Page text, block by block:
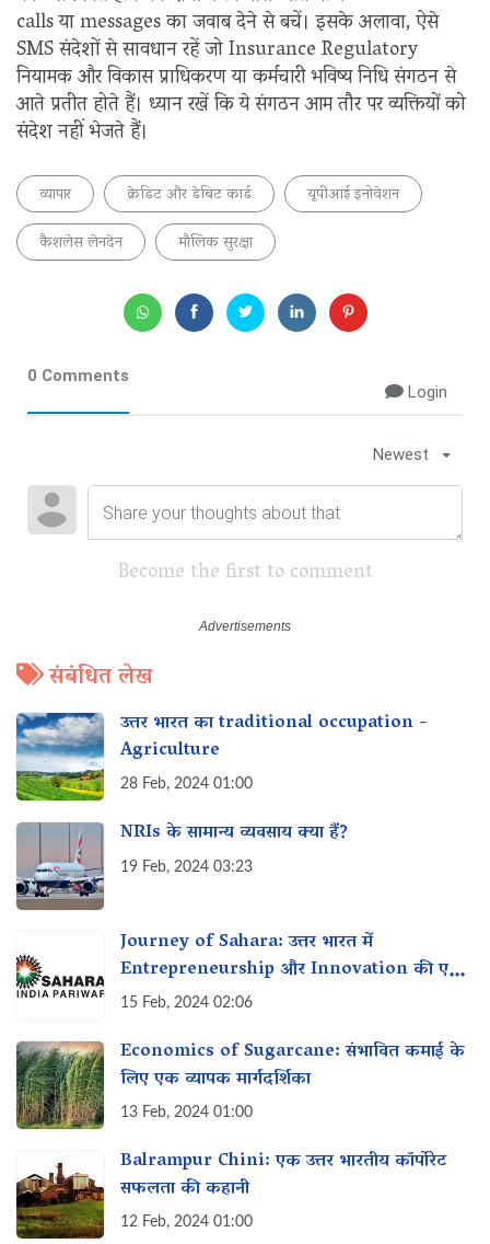
calls या messages का जवाब देने से बचें। इसके अलावा, ऐसे
SMS संदेशों से सावधान रहें जो Insurance Regulatory
नियामक और विकास प्राधिकरण या कर्मचारी भविष्य निधि संगठन से
आते प्रतीत होते हैं। ध्यान रखें कि ये संगठन आम तौर पर व्यक्तियों को
संदेश नहीं भेजते हैं।
व्यापार क्रेडिट और डेबिट कार्ड
यूपीआई इनोवेशन
कैशलेस लेनदेन
मौलिक सुरक्षा
0 Comments
Login
Newest
Become the first to comment
संबंधित लेख
उत्तर भारत का traditional occupation -
Agriculture
28 Feb, 2024 01:00
NRIs के सामान्य व्यवसाय क्या हैं?
19 Feb, 2024 03:23
Journey of Sahara: उत्तर भारत में
Entrepreneurship और Innovation की एक
कहानी
15 Feb, 2024 02:06
Economics of Sugarcane: संभावित कमाई के
लिए एक व्यापक मार्गदर्शिका
13 Feb, 2024 01:00
Balrampur Chini: एक उत्तर भारतीय कॉर्पोरेट
सफलता की कहानी
12 Feb, 2024 01:00